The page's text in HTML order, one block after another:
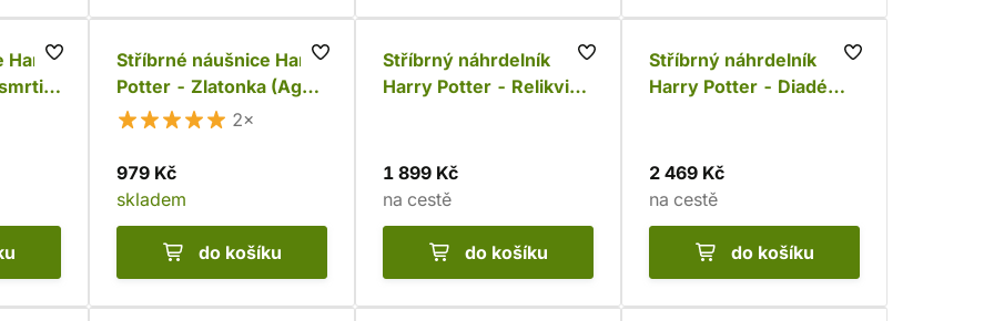
Harry
Stříbrné náušnice Harry
Potter - Zlatonka (Ag
925)
2×
979 Kč
skladem
do košíku
Stříbrný náhrdelník
Harry Potter - Relikvie
1 899 Kč
na cestě
do košíku
Stříbrný náhrdelník
Harry Potter - Diadém
2 469 Kč
na cestě
do košíku